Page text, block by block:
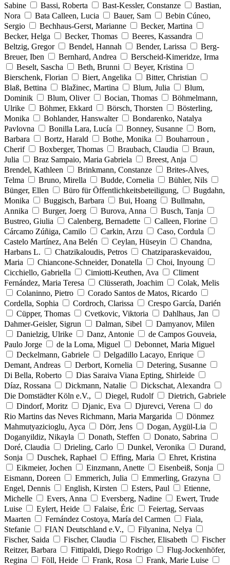
Sabine
Bassi, Roberta Bast-Kessler, Constanze
Bastian,
Nora
Bata Calleen, Lucia Bauer, Sam
Bebin Cúneo,
Sergio
Bechhaus-Gerst, Marianne
Becker, Martina
Becker, Helga
Becker, Thomas
Beeres, Kassandra
Beltzig, Gregor
Bendel, Hannah Bender, Larissa
Berg-
Breuer, Iben
Bernhard, Andrea
Berscheid-Kimeridze, Irma
Beselt, Sascha
Beth, Brunni
Beyer, Kristina
Bierschenk, Florian
Biert, Angelika
Bitter, Christian
Blaß, Bettina
Blažinec, Martina Blum, Julia
Blum,
Dominik
Blum, Oliver Bocian, Thomas
Böhmelmann,
Ulrike
Böhmer, Ekkard Börsch, Thorsten
Bösterling,
Monika
Bohlander, Hanswalter
Bondarenko, Natalya
Pavlovna
Bonilla Lara, Lucía Bonney, Susanne
Born,
Barbara
Bortz, Harald Bothe, Monika
Bouharroun ,
Cherif
Boxberger, Thomas Braubach, Claudia
Braun,
Julia
Braz Sampaio, Maria Gabriela
Breest, Anja
Brendel, Kathleen
Brinkmann, Constanze
Brites-Alves,
Telma
Bruno, Mirella Budde, Cornelia
Bühler, Nils
Bünger, Ellen
Büro für Öffentlichkeitsbeteiligung,
Bugdahn,
Monika
Buggisch, Barbara Bui, Hoang
Bullmahn,
Annika
Burger, Joerg Burova, Anna
Busch, Tanja
Bustreo, Giulia
Calenberg, Bernadette
Calleen, Florine
Cárcamo Zúñiga, Camilo
Carkin, Arzu
Caso, Cordula
Castelo Martínez, Ana Belén
Ceylan, Hüseyin
Chandna,
Harbans L.
Chatzikaloudis, Petros
Chatziparaskevaidou,
Maria
Chiancone-Schneider, Donatella
Choi, Inyoung
Cicchiello, Gabriella
Cimiotti-Keuthen, Ava
Climent
Fernández, Maria Teresa
Clüsserath, Joachim
Colak, Melis
Colaninno, Pietro
Corado Santos de Matos, Ricardo
Cordella, Sophia
Cordroch, Clarissa
Crespo García, Darién
Cüpper, Thomas
Cvetkovic, Viktoria
Dahlhaus, Jan
Dahmer-Geisler, Sigrun
Dalman, Sibel
Damyanov, Milen
Danielzig, Ulrike
Danz, Antonie
de Campos Gouveia,
Paulo Jorge
de la Loma, Miguel
Debonnet, Maria Miguel
Deckelmann, Gabriele
Delgadillo Lacayo, Enrique
Demant, Andreas
Derbort, Kornelia
Detering, Susanne
Di Bella, Roberto
Dias Saraiva Viana Epting, Shirleide
Díaz, Rossana
Dickmann, Natalie
Dickschat, Alexandra
Die Domstädter Köln e.V.,
Diegel, Rudolf
Dietrich, Gabriele
Dindorf, Moritz
Djanic, Eva Djurevci, Verena
do
Rio Martins das Neves Richmann, Maria Margarida
Dönmez
Mahmutyazicioglu, Ayca
Dörr, Jens
Dogan, Aygül-Lia
Doganyildiz, Nikayla
Donath, Steffen
Donato, Sabrina
Doré, Claudia
Drieling, Carlo Dunkel, Veronika
Durand,
Sonja
Duschek, Raphael Effing, Maria
Ehret, Kristina
Eikmeier, Jochen
Einzmann, Anette
Eisenbeiß, Sonja
Eismann, Doreen
Emmerich, Julia
Emmerling, Grazyna
Engel, Dennis
English, Kirsten Esters, Paul
Etienne,
Michelle
Evers, Anna Eversberg, Nadine
Ewert, Trude
Luise
Eylert, Heide Falaise, Éric
Feiertag, Servaas
Maarten
Fernández Costoya, María del Carmen
Fiala,
Stefanie
FIAN Deutschland e.V.,
Filyanina, Nelya
Fischer, Saida
Fischer, Claudia Fischer, Elisabeth
Fischer
Reitzer, Barbara
Fittipaldi, Diego Rodrigo
Flug-Jockenhöfer,
Regina
Föll, Heide Frank, Rosa
Frank, Marie Luise